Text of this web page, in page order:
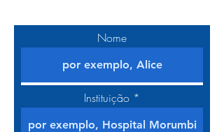
Nome
Instituição